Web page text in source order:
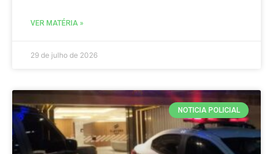
VER MATÉRIA »
29 de julho de 2026
NOTICIA POLICIAL